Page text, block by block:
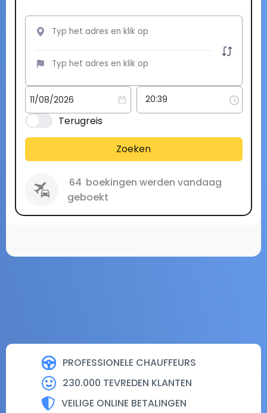
PROFESSIONELE CHAUFFEURS
230.000 TEVREDEN KLANTEN
VEILIGE ONLINE BETALINGEN
Terugreis
Zoeken
64 boekingen werden vandaag
geboekt